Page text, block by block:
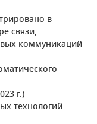
в
связи,
коммуникаций
г.)
технологий